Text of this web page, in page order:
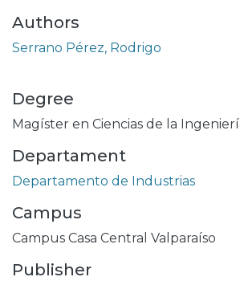
Authors
Serrano Pérez, Rodrigo
Degree
Magíster en Ciencias de la
Departament
Departamento de Industrias
Campus
Campus Casa Central Valparaíso
Publisher